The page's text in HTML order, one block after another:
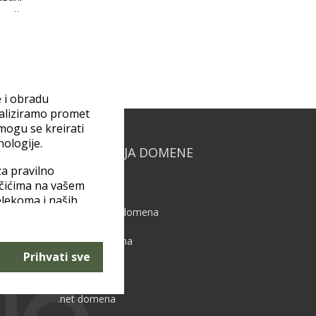
i obradu
promet
se kreirati
pravilno
na vašem
i naših
podataka
možete
Prihvati sve
REGISTRACIJA DOMENE
.hr domena
Besplatna .hr domena
.com.hr domena
.com domena
.net domena